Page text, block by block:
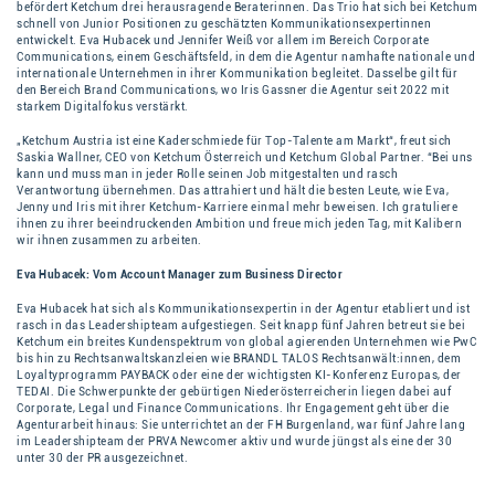
befördert Ketchum drei herausragende Beraterinnen. Das Trio hat sich bei Ketchum
schnell von Junior Positionen zu geschätzten Kommunikationsexpertinnen
entwickelt. Eva Hubacek und Jennifer Weiß vor allem im Bereich Corporate
Communications, einem Geschäftsfeld, in dem die Agentur namhafte nationale und
internationale Unternehmen in ihrer Kommunikation begleitet. Dasselbe gilt für
den Bereich Brand Communications, wo Iris Gassner die Agentur seit 2022 mit
starkem Digitalfokus verstärkt.
„Ketchum Austria ist eine Kaderschmiede für Top-Talente am Markt“, freut sich
Saskia Wallner, CEO von Ketchum Österreich und Ketchum Global Partner. “Bei uns
kann und muss man in jeder Rolle seinen Job mitgestalten und rasch
Verantwortung übernehmen. Das attrahiert und hält die besten Leute, wie Eva,
Jenny und Iris mit ihrer Ketchum-Karriere einmal mehr beweisen. Ich gratuliere
ihnen zu ihrer beeindruckenden Ambition und freue mich jeden Tag, mit Kalibern
wir ihnen zusammen zu arbeiten.
Eva Hubacek: Vom Account Manager zum Business Director
Eva Hubacek hat sich als Kommunikationsexpertin in der Agentur etabliert und ist
rasch in das Leadershipteam aufgestiegen. Seit knapp fünf Jahren betreut sie bei
Ketchum ein breites Kundenspektrum von global agierenden Unternehmen wie PwC
bis hin zu Rechtsanwaltskanzleien wie BRANDL TALOS Rechtsanwält:innen, dem
Loyaltyprogramm PAYBACK oder eine der wichtigsten KI-Konferenz Europas, der
TEDAI. Die Schwerpunkte der gebürtigen Niederösterreicherin liegen dabei auf
Corporate, Legal und Finance Communications. Ihr Engagement geht über die
Agenturarbeit hinaus: Sie unterrichtet an der FH Burgenland, war fünf Jahre lang
im Leadershipteam der PRVA Newcomer aktiv und wurde jüngst als eine der 30
unter 30 der PR ausgezeichnet.